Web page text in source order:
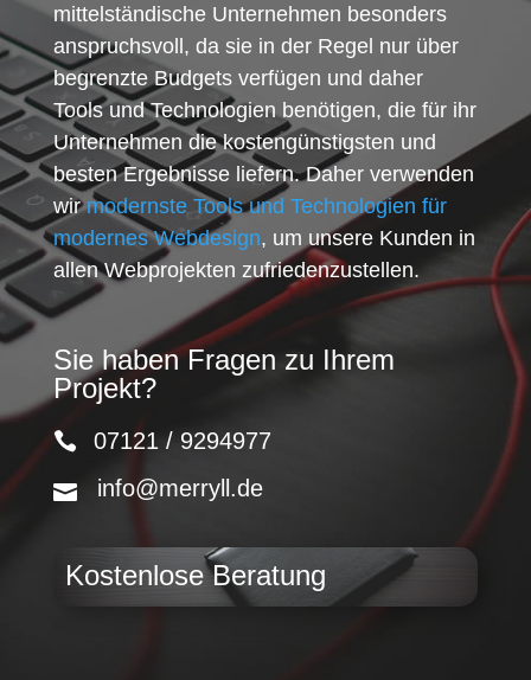
mittelständische Unternehmen besonders
anspruchsvoll, da sie in der Regel nur über
begrenzte Budgets verfügen und daher
Tools und Technologien benötigen, die für ihr
Unternehmen die kostengünstigsten und
besten Ergebnisse liefern. Daher verwenden
wirmodernste Tools und Technologien für
modernes Webdesign, um unsere Kunden in
allen Webprojekten zufriedenzustellen.
Sie haben Fragen zu Ihrem
Projekt?
07121 / 9294977
info@merryll.de
Kostenlose Beratung